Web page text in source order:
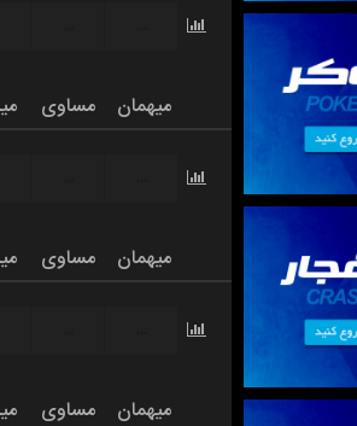
مساوی میهمان
مساوی میهمان
مساوی میهمان